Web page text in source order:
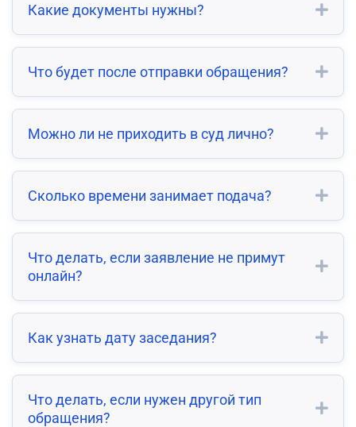
Какие документы нужны?
Что будет после отправки обращения?
Можно ли не приходить в суд лично?
Сколько времени занимает подача?
Что делать, если заявление не примут
онлайн?
Как узнать дату заседания?
Что делать, если нужен другой тип
обращения?